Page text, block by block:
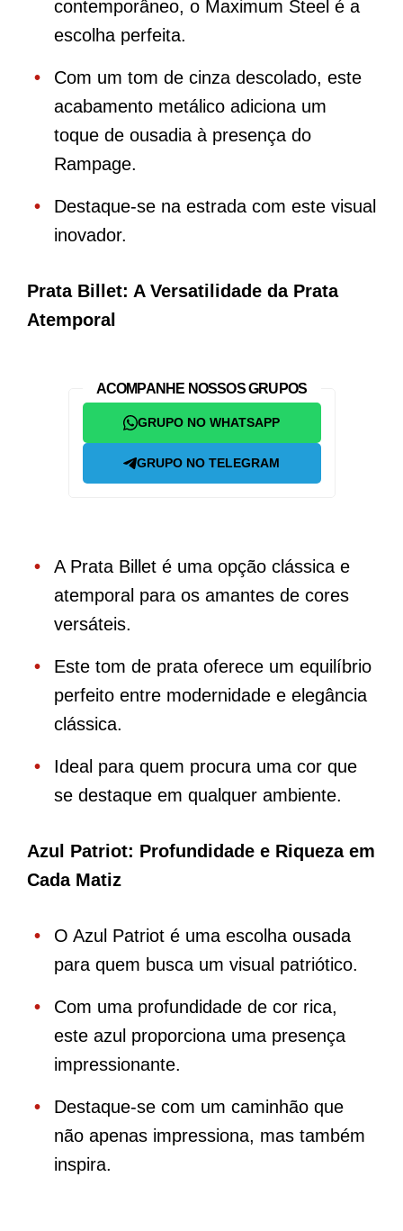
contemporâneo, o Maximum Steel é a
escolha perfeita.
Com um tom de cinza descolado, este
acabamento metálico adiciona um
toque de ousadia à presença do
Rampage.
Destaque-se na estrada com este visual
inovador.
Prata Billet: A Versatilidade da Prata
Atemporal
ACOMPANHE NOSSOS GRUPOS
GRUPO NO WHATSAPP
GRUPO NO TELEGRAM
A Prata Billet é uma opção clássica e
atemporal para os amantes de cores
versáteis.
Este tom de prata oferece um equilíbrio
perfeito entre modernidade e elegância
clássica.
Ideal para quem procura uma cor que
se destaque em qualquer ambiente.
Azul Patriot: Profundidade e Riqueza em
Cada Matiz
O Azul Patriot é uma escolha ousada
para quem busca um visual patriótico.
Com uma profundidade de cor rica,
este azul proporciona uma presença
impressionante.
Destaque-se com um caminhão que
não apenas impressiona, mas também
inspira.